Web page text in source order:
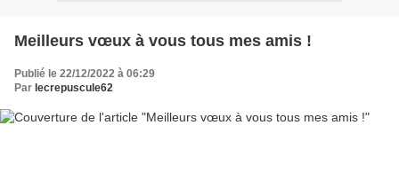
Meilleurs vœux à vous tous mes amis !
Publié le 22/12/2022 à 06:29
Par lecrepuscule62